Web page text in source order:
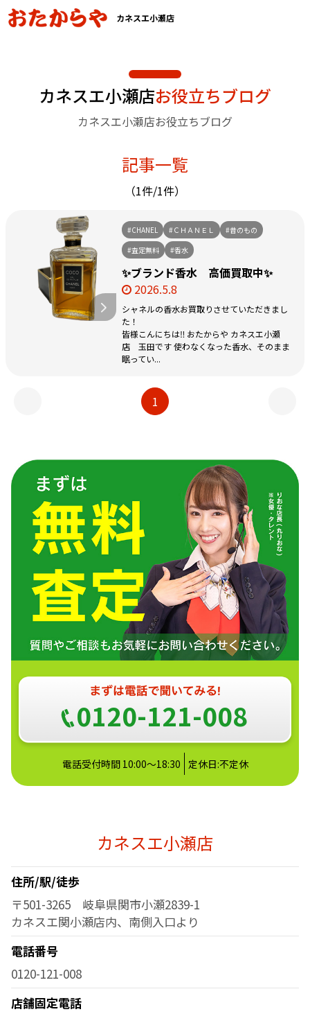
カネスエ小瀬店
カネスエ小瀬店お役立ちブログ
カネスエ小瀬店お役立ちブログ
記事一覧
（1件/1件）
#CHANEL #ＣＨＡＮＥＬ
#昔のもの
#査定無料
#香水
✨ブランド香水 高価買取中✨
2026.5.8
シャネルの香水お買取りさせていただきまし
た！
皆様こんにちは‼ おたからや カネスエ小瀬
店 玉田です 使わなくなった香水、そのまま
眠ってい...
1
0120-121-008
電話受付時間 10:00～18:30 定休日:不定休
カネスエ小瀬店
住所/駅/徒歩
〒501-3265 岐阜県関市小瀬2839-1
カネスエ関小瀬店内、南側入口より
電話番号
0120-121-008
店舗固定電話